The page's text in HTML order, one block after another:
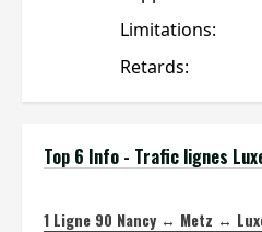
Top 6 Info - Trafic lignes
1 Ligne 90 Nancy ↔ Metz ↔